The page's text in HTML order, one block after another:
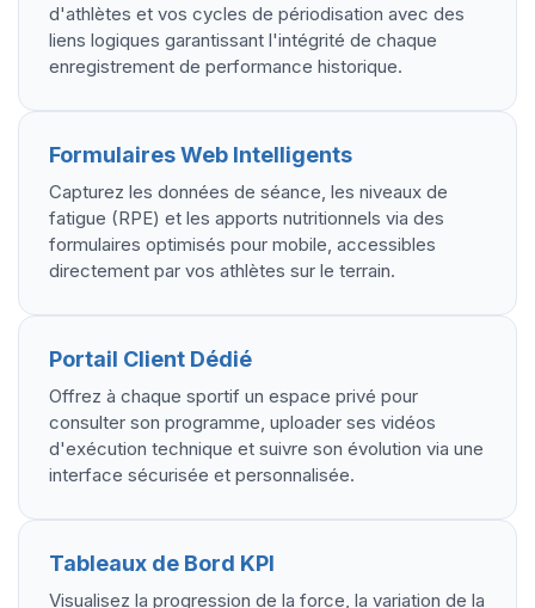
d'athlètes et vos cycles de périodisation avec des
liens logiques garantissant l'intégrité de chaque
enregistrement de performance historique.
Formulaires Web Intelligents
Capturez les données de séance, les niveaux de
fatigue (RPE) et les apports nutritionnels via des
formulaires optimisés pour mobile, accessibles
directement par vos athlètes sur le terrain.
Portail Client Dédié
Offrez à chaque sportif un espace privé pour
consulter son programme, uploader ses vidéos
d'exécution technique et suivre son évolution via une
interface sécurisée et personnalisée.
Tableaux de Bord KPI
Visualisez la progression de la force, la variation de la